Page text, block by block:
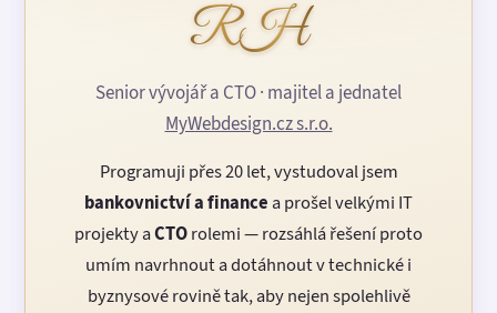
RH
Senior vývojář a CTO · majitel a jednatel
MyWebdesign.cz s.r.o.
Programuji přes 20 let, vystudoval jsem
bankovnictví a finance a prošel velkými IT
projekty aCTOrolemi — rozsáhlá řešení proto
umím navrhnout a dotáhnout v technické i
byznysové rovině tak, aby nejen spolehlivě